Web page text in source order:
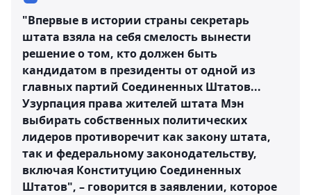
"Впервые в истории страны секретарь
штата взяла на себя смелость вынести
решение о том, кто должен быть
кандидатом в президенты от одной из
главных партий Соединенных Штатов...
Узурпация права жителей штата Мэн
выбирать собственных политических
лидеров противоречит как закону штата,
так и федеральному законодательству,
включая Конституцию Соединенных
Штатов", – говорится в заявлении, которое